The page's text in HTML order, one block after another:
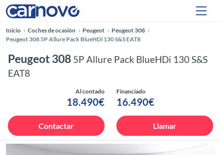
Inicio Coches de ocasión Peugeot
Peugeot 308
Peugeot 308 5P Allure Pack BlueHDi 130 S&S EAT8
Peugeot 308 5P Allure Pack BlueHDi 130 S&S
EAT8
Al contado
18.490€
Financiado
16.490€
Contactar Llamar